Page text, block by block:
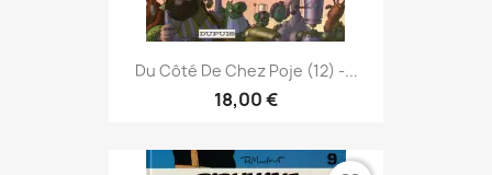
Du Côté De Chez Poje (12) -...
18,00 €